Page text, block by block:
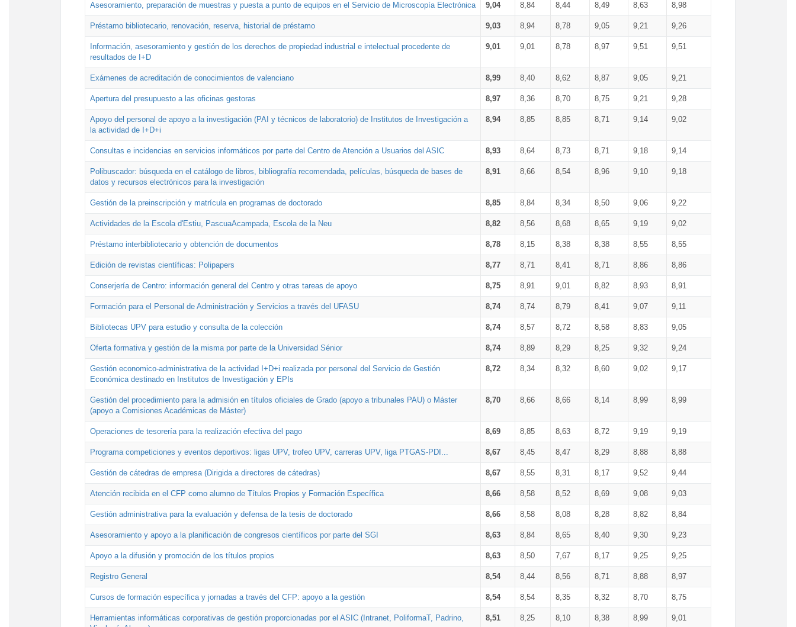
Asesoramiento, preparación de muestras y puesta a punto de equipos en el Servicio de Microscopía Electrónica 9,04 8,84 8,44 8,49 8,63 8,98
Préstamo bibliotecario, renovación, reserva, historial de préstamo 9,03 8,94 8,78 9,05 9,21 9,26
Información, asesoramiento y gestión de los derechos de propiedad industrial e intelectual procedente de
resultados de I+D
9,01 9,01 8,78 8,97 9,51 9,51
Exámenes de acreditación de conocimientos de valenciano 8,99 8,40 8,62 8,87 9,05 9,21
Apertura del presupuesto a las oficinas gestoras 8,97 8,36 8,70 8,75 9,21 9,28
Apoyo del personal de apoyo a la investigación (PAI y técnicos de laboratorio) de Institutos de Investigación a
la actividad de I+D+i
8,94 8,85 8,85 8,71 9,14 9,02
Consultas e incidencias en servicios informáticos por parte del Centro de Atención a Usuarios del ASIC 8,93 8,64 8,73 8,71 9,18 9,14
Polibuscador: búsqueda en el catálogo de libros, bibliografía recomendada, películas, búsqueda de bases de
datos y recursos electrónicos para la investigación
8,91 8,66 8,54 8,96 9,10 9,18
Gestión de la preinscripción y matrícula en programas de doctorado 8,85 8,84 8,34 8,50 9,06 9,22
Actividades de la Escola d'Estiu, PascuaAcampada, Escola de la Neu 8,82 8,56 8,68 8,65 9,19 9,02
Préstamo interbibliotecario y obtención de documentos 8,78 8,15 8,38 8,38 8,55 8,55
Edición de revistas científicas: Polipapers 8,77 8,71 8,41 8,71 8,86 8,86
Conserjería de Centro: información general del Centro y otras tareas de apoyo 8,75 8,91 9,01 8,82 8,93 8,91
Formación para el Personal de Administración y Servicios a través del UFASU 8,74 8,74 8,79 8,41 9,07 9,11
Bibliotecas UPV para estudio y consulta de la colección 8,74 8,57 8,72 8,58 8,83 9,05
Oferta formativa y gestión de la misma por parte de la Universidad Sénior 8,74 8,89 8,29 8,25 9,32 9,24
Gestión economico-administrativa de la actividad I+D+i realizada por personal del Servicio de Gestión
Económica destinado en Institutos de Investigación y EPIs
8,72 8,34 8,32 8,60 9,02 9,17
Gestión del procedimiento para la admisión en títulos oficiales de Grado (apoyo a tribunales PAU) o Máster
(apoyo a Comisiones Académicas de Máster)
8,70 8,66 8,66 8,14 8,99 8,99
Operaciones de tesorería para la realización efectiva del pago 8,69 8,85 8,63 8,72 9,19 9,19
Programa competiciones y eventos deportivos: ligas UPV, trofeo UPV, carreras UPV, liga PTGAS-PDI... 8,67 8,45 8,47 8,29 8,88 8,88
Gestión de cátedras de empresa (Dirigida a directores de cátedras) 8,67 8,55 8,31 8,17 9,52 9,44
Atención recibida en el CFP como alumno de Títulos Propios y Formación Específica 8,66 8,58 8,52 8,69 9,08 9,03
Gestión administrativa para la evaluación y defensa de la tesis de doctorado 8,66 8,58 8,08 8,28 8,82 8,84
Asesoramiento y apoyo a la planificación de congresos científicos por parte del SGI 8,63 8,84 8,65 8,40 9,30 9,23
Apoyo a la difusión y promoción de los títulos propios 8,63 8,50 7,67 8,17 9,25 9,25
Registro General 8,54 8,44 8,56 8,71 8,88 8,97
Cursos de formación específica y jornadas a través del CFP: apoyo a la gestión 8,54 8,54 8,35 8,32 8,70 8,75
Herramientas informáticas corporativas de gestión proporcionadas por el ASIC (Intranet, PoliformaT, Padrino,
8,51 8,25 8,10 8,38 8,99 9,01